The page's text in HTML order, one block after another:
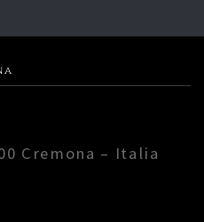
Cremona – Italia